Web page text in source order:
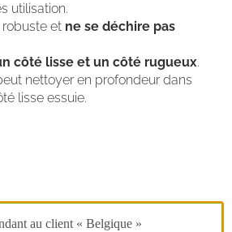
utilisation.
et ne se déchire pas
côté lisse et un côté rugueux.
nettoyer en profondeur dans
lisse essuie.
au client « Belgique »